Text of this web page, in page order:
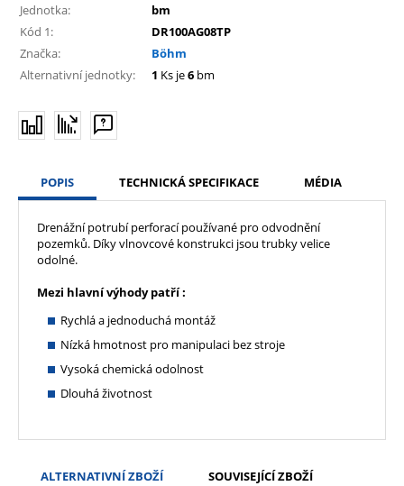
Jednotka:
bm
Kód 1:
DR100AG08TP
Značka:
Böhm
Alternativní jednotky:
1 Ks je6 bm
POPIS TECHNICKÁ SPECIFIKACE MÉDIA
Drenážní potrubí perforací používané pro odvodnění
pozemků. Díky vlnovcové konstrukci jsou trubky velice
odolné.
Mezi hlavní výhody patří :
Rychlá a jednoduchá montáž
Nízká hmotnost pro manipulaci bez stroje
Vysoká chemická odolnost
Dlouhá životnost
ALTERNATIVNÍ ZBOŽÍ SOUVISEJÍCÍ ZBOŽÍ